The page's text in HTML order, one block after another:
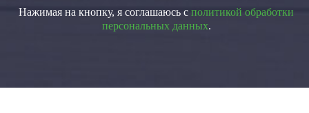
Нажимая на кнопку, я соглашаюсь с политикой обработки
персональных данных.